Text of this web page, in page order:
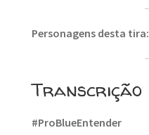
Personagens desta tira:
Transcrição
#ProBlueEntender